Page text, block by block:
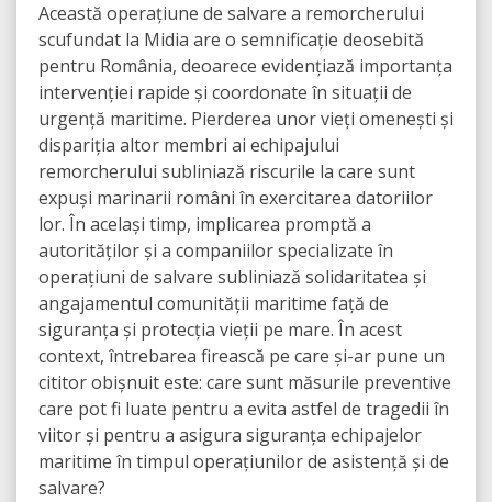
Această operațiune de salvare a remorcherului
scufundat la Midia are o semnificație deosebită
pentru România, deoarece evidențiază importanța
intervenției rapide și coordonate în situații de
urgență maritime. Pierderea unor vieți omenești și
dispariția altor membri ai echipajului
remorcherului subliniază riscurile la care sunt
expuși marinarii români în exercitarea datoriilor
lor. În același timp, implicarea promptă a
autorităților și a companiilor specializate în
operațiuni de salvare subliniază solidaritatea și
angajamentul comunității maritime față de
siguranța și protecția vieții pe mare. În acest
context, întrebarea firească pe care și-ar pune un
cititor obișnuit este: care sunt măsurile preventive
care pot fi luate pentru a evita astfel de tragedii în
viitor și pentru a asigura siguranța echipajelor
maritime în timpul operațiunilor de asistență și de
salvare?